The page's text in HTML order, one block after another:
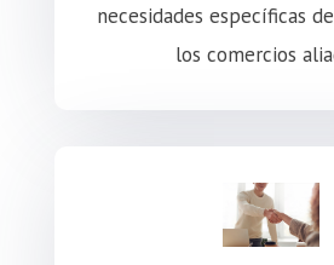
necesidades específicas
los comercios